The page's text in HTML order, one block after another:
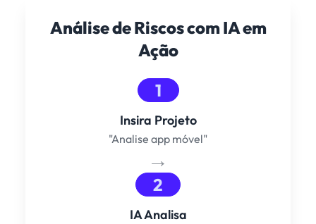
Análise de Riscos com IA em
Ação
1
Insira Projeto
"Analise app móvel"
→
2
IA Analisa